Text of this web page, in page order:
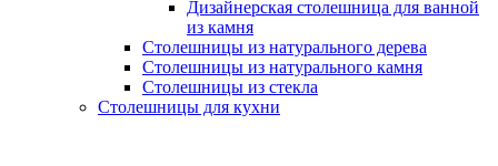
Дизайнерская столешница для ванной
из камня
Столешницы из натурального дерева
Столешницы из натурального камня
Столешницы из стекла
Столешницы для кухни